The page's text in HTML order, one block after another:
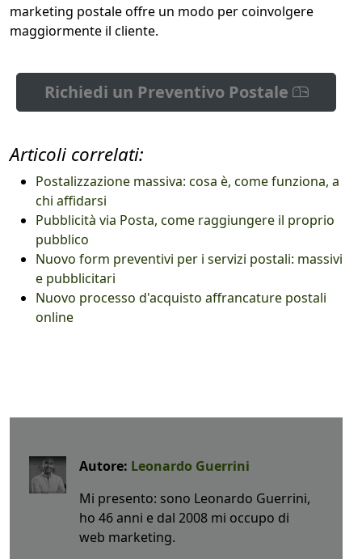
marketing postale offre un modo per coinvolgere
maggiormente il cliente.
Richiedi un Preventivo Postale
Articoli correlati:
Postalizzazione massiva: cosa è, come funziona, a
chi affidarsi
Pubblicità via Posta, come raggiungere il proprio
pubblico
Nuovo form preventivi per i servizi postali: massivi
e pubblicitari
Nuovo processo d'acquisto affrancature postali
online
Autore: Leonardo Guerrini
Mi presento: sono Leonardo Guerrini,
ho 46 anni e dal 2008 mi occupo di
web marketing.